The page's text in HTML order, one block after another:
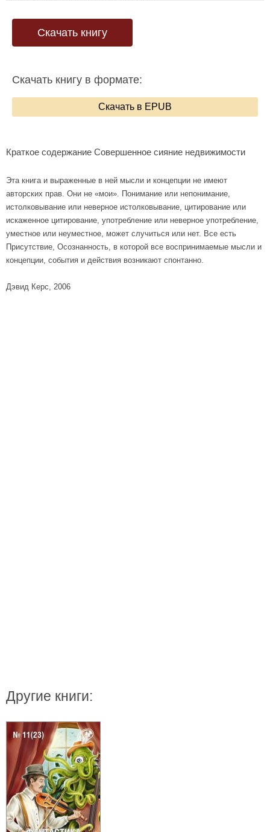
Скачать книгу
Скачать книгу в формате:
Скачать в EPUB
Краткое содержание Совершенное сияние недвижимости
Эта книга и выраженные в ней мысли и концепции не имеют
авторских прав. Они не «мои». Понимание или непонимание,
истолковывание или неверное истолковывание, цитирование или
искаженное цитирование, употребление или неверное употребление,
уместное или неуместное, может случиться или нет. Все есть
Присутствие, Осознанность, в которой все воспринимаемые мысли и
концепции, события и действия возникают спонтанно.
Дэвид Керс, 2006
Другие книги: